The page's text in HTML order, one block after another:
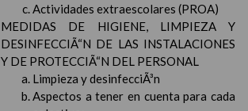
Actividades extraescolares (PROA)
MEDIDAS DE HIGIENE, LIMPIEZA Y
DESINFECCIÃ“N DE LAS INSTALACIONES
Y DE PROTECCIÃ“N DEL PERSONAL
Limpieza y desinfecciÃ³n
Aspectos a tener en cuenta para cada